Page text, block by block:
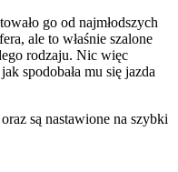
go od najmłodszych
ale to właśnie szalone
rodzaju. Nic więc
spodobała mu się jazda
są nastawione na szybki